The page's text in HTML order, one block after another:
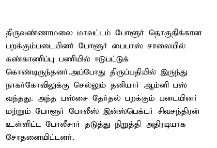
திருவண்ணாமலை மாவட்டம் போளூர் தொகுதிக்கான
பறக்கும்படையினர் போளூர் பைபாஸ் சாலையில்
கண்காணிப்பு பணியில் ஈடுபட்டுக்
கொண்டிருந்தனர்.அப்போது திருப்பதியில் இருந்து
நாகர்கோவிலுக்கு செல்லும் தனியார் ஆம்னி பஸ்
வந்தது. அந்த பஸ்சை தேர்தல் பறக்கும் படையினர்
மற்றும் போளூர் போலீஸ் இன்ஸ்பெக்டர் சிவசந்திரன்
உள்ளிட்ட போலீசார் தடுத்து நிறுத்தி அதிரடியாக
சோதனையிட்டனர்.